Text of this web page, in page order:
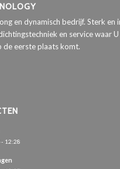
en dynamisch bedrijf. Sterk en
en service waar U
de eerste plaats komt.
12:28